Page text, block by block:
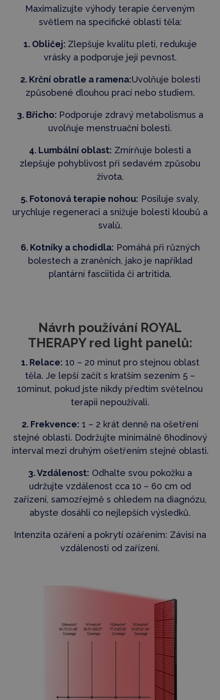
Maximalizujte výhody terapie červeným
světlem na specifické oblasti těla:
1. Obličej: Zlepšuje kvalitu pleti, redukuje
vrásky a podporuje její pevnost.
2. Krční obratle a ramena:Uvolňuje bolesti
způsobené dlouhou prací nebo studiem.
3. Břicho: Podporuje zdravý metabolismus a
uvolňuje menstruační bolesti.
4. Lumbální oblast: Zmírňuje bolesti a
zlepšuje pohyblivost při sedavém způsobu
života.
5. Fotonová terapie nohou: Posiluje svaly,
urychluje regeneraci a snižuje bolesti kloubů a
svalů.
6. Kotníky a chodidla: Pomáhá při různých
bolestech a zraněních, jako je například
plantární fasciitida či artritida.
Návrh používání ROYAL
THERAPY red light panelů:
1. Relace: 10 – 20 minut pro stejnou oblast
těla. Je lepší začít s kratším sezením 5 –
10minut, pokud jste nikdy předtím světelnou
terapii nepoužívali.
2. Frekvence: 1 – 2 krát denně na ošetření
stejné oblasti. Dodržujte minimálně 6hodinový
interval mezi druhým ošetřením stejné oblasti.
3. Vzdálenost: Odhalte svou pokožku a
udržujte vzdálenost cca 10 – 60 cm od
zařízení, samozřejmě s ohledem na diagnózu,
abyste dosáhli co nejlepších výsledků.
Intenzita ozáření a pokrytí ozářením: Závisí na
vzdálenosti od zařízení.